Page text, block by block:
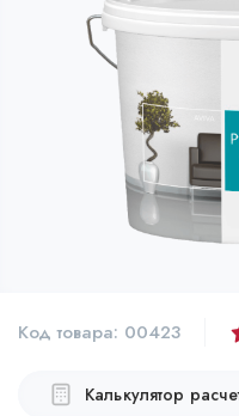
Код товара: 00423
Калькулятор